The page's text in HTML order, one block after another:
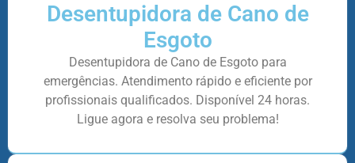
Desentupidora de Cano de
Esgoto
Desentupidora de Cano de Esgoto para
emergências. Atendimento rápido e eficiente por
profissionais qualificados. Disponível 24 horas.
Ligue agora e resolva seu problema!